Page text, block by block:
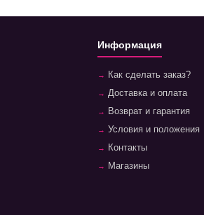
Информация
Как сделать заказ?
Доставка и оплата
Возврат и гарантия
Условия и положения
Контакты
Магазины